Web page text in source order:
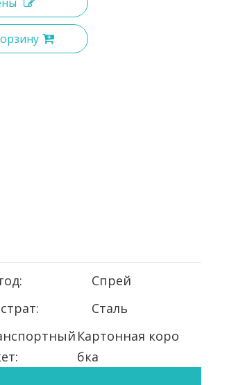
Спрей
Сталь
Картонная коро
бка